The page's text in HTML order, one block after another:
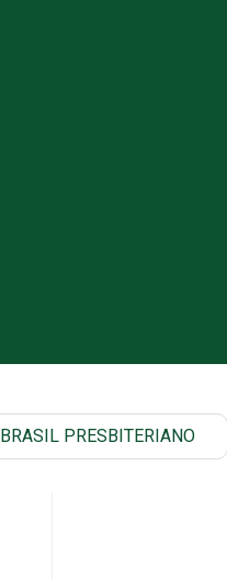
BRASIL PRESBITERIANO